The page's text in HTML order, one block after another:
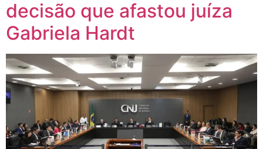
decisão que afastou juíza
Gabriela Hardt